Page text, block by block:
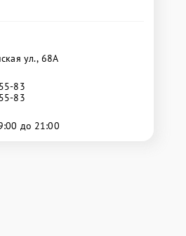
ул., 68А
83
83
до 21:00